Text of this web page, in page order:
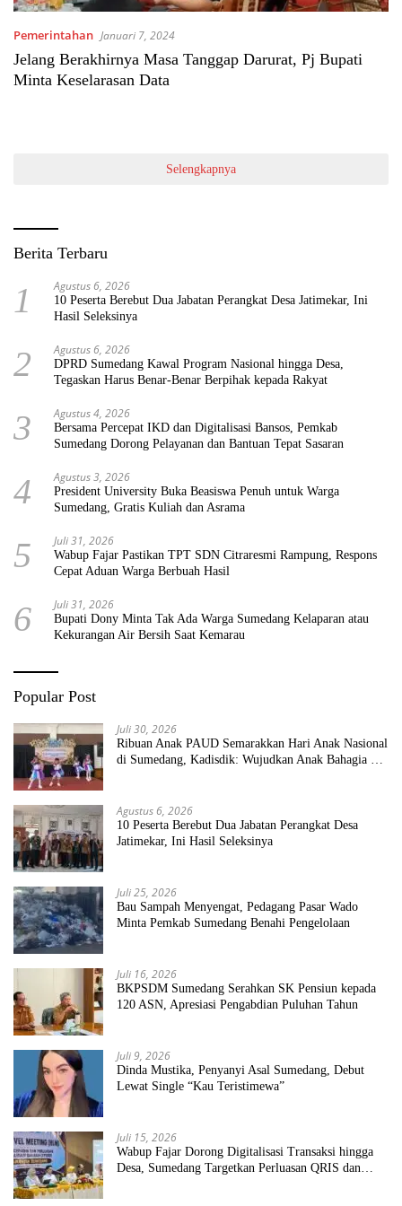
Pemerintahan Januari 7, 2024
Jelang Berakhirnya Masa Tanggap Darurat, Pj Bupati
Minta Keselarasan Data
Selengkapnya
Berita Terbaru
1 Agustus 6, 2026
10 Peserta Berebut Dua Jabatan Perangkat Desa Jatimekar, Ini
Hasil Seleksinya
2 Agustus 6, 2026
DPRD Sumedang Kawal Program Nasional hingga Desa,
Tegaskan Harus Benar-Benar Berpihak kepada Rakyat
3 Agustus 4, 2026
Bersama Percepat IKD dan Digitalisasi Bansos, Pemkab
Sumedang Dorong Pelayanan dan Bantuan Tepat Sasaran
4 Agustus 3, 2026
President University Buka Beasiswa Penuh untuk Warga
Sumedang, Gratis Kuliah dan Asrama
5 Juli 31, 2026
Wabup Fajar Pastikan TPT SDN Citraresmi Rampung, Respons
Cepat Aduan Warga Berbuah Hasil
6 Juli 31, 2026
Bupati Dony Minta Tak Ada Warga Sumedang Kelaparan atau
Kekurangan Air Bersih Saat Kemarau
Popular Post
Juli 30, 2026
Ribuan Anak PAUD Semarakkan Hari Anak Nasional
di Sumedang, Kadisdik: Wujudkan Anak Bahagia dan
Agustus 6, 2026
10 Peserta Berebut Dua Jabatan Perangkat Desa
Jatimekar, Ini Hasil Seleksinya
Juli 25, 2026
Bau Sampah Menyengat, Pedagang Pasar Wado
Minta Pemkab Sumedang Benahi Pengelolaan
Juli 16, 2026
BKPSDM Sumedang Serahkan SK Pensiun kepada
120 ASN, Apresiasi Pengabdian Puluhan Tahun
Juli 9, 2026
Dinda Mustika, Penyanyi Asal Sumedang, Debut
Lewat Single “Kau Teristimewa”
Juli 15, 2026
Wabup Fajar Dorong Digitalisasi Transaksi hingga
Desa, Sumedang Targetkan Perluasan QRIS dan